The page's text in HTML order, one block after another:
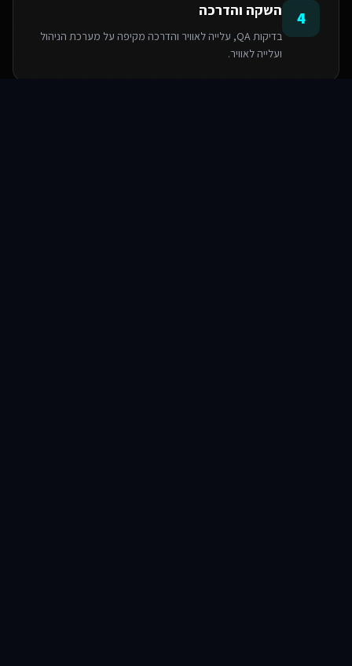
4 השקה והדרכה
בדיקות QA, עלייה לאוויר והדרכה מקיפה על מערכת הניהול
ועלייה לאוויר.